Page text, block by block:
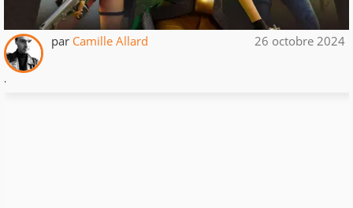
par Camille Allard 26 octobre 2024
.